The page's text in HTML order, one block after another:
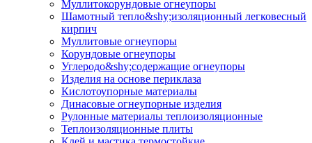
Муллито­корундовые огнеупоры
Шамотный тепло&shy;изоляционный легковесный
кирпич
Муллитовые огнеупоры
Корундовые огнеупоры
Углеродо&shy;содержащие огнеупоры
Изделия на основе периклаза
Кислотоупорные материалы
Динасовые огнеупорные изделия
Рулонные материалы теплоизоляционные
Тепло­изоляционные плиты